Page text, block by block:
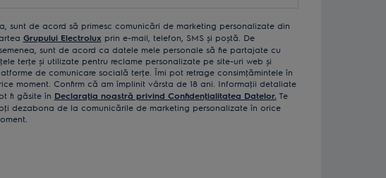
sunt de acord să primesc comunicări de marketing personalizate din
Grupului Electrolux prin e-mail, telefon, SMS și poștă. De
sunt de acord ca datele mele personale să fie partajate cu
terţe și utilizate pentru reclame personalizate pe site-uri web și
de comunicare socială terţe. Îmi pot retrage consimţămintele în
moment. Confirm că am împlinit vârsta de 18 ani. Informaţii detaliate
fi găsite în Declaraţia noastră privind Confidenţialitatea Datelor. Te
dezabona de la comunicările de marketing personalizate în orice